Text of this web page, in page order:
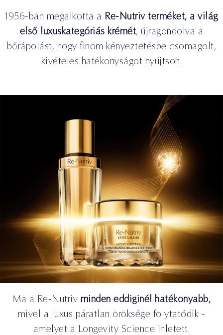
1956-ban megalkotta a Re-Nutriv terméket, a világ
első luxuskategóriás krémét, újragondolva a
bőrápolást, hogy finom kényeztetésbe csomagolt,
kivételes hatékonyságot nyújtson.
Ma a Re-Nutriv minden eddiginél hatékonyabb,
mivel a luxus páratlan öröksége folytatódik -
amelyet a Longevity Science ihletett.